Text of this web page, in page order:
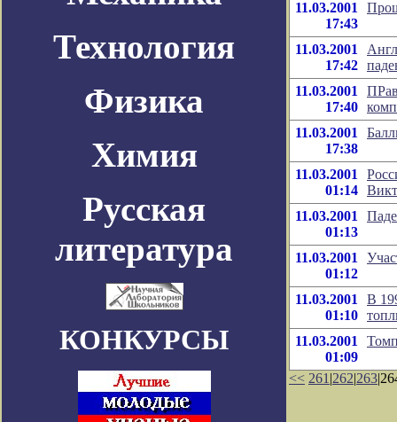
Технология
Физика
Химия
Русская
литература
КОНКУРСЫ
11.03.2001
17:43
11.03.2001
17:42
11.03.2001
17:40
11.03.2001
17:38
11.03.2001
01:14
11.03.2001
01:13
11.03.2001
01:12
11.03.2001
01:10
В
11.03.2001
01:09
<< 261 |262|263